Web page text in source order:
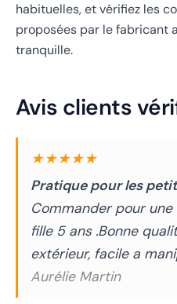
habituelles, et vérifiez les
proposées par le fabricant
tranquille.
Avis clients
★★★★★
Pratique pour les
Commander pour
fille 5 ans .Bonne
extérieur, facile a
Aurélie Martin